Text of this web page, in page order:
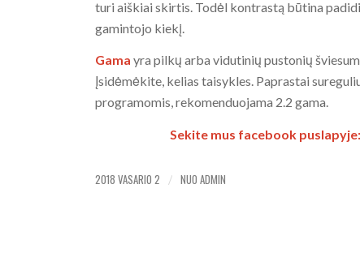
turi aiškiai skirtis. Todėl kontrastą būtina
gamintojo kiekį.
Gamayra pilkų arba vidutinių pustonių
Įsidėmėkite, kelias taisykles. Paprastai
programomis, rekomenduojama 2.2 gama.
Sekite mus facebook puslapyje:
2018 VASARIO 2 / NUOADMIN